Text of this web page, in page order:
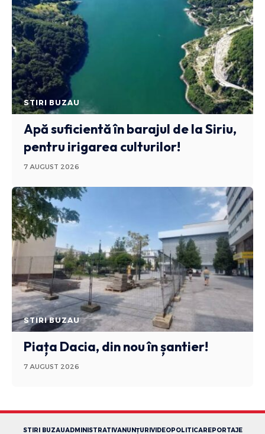
STIRI BUZAU
Apă suficientă în barajul de la Siriu,
pentru irigarea culturilor!
7 AUGUST 2026
STIRI BUZAU
Piața Dacia, din nou în șantier!
7 AUGUST 2026
STIRI BUZAUADMINISTRATIVANUNȚURI VIDEOPOLITICAREPORTAJE